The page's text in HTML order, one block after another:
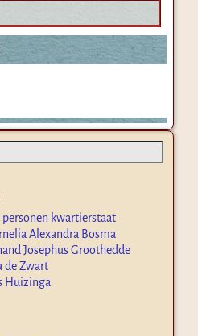
personen kwartierstaat
Alexandra Bosma
Josephus Groothedde
de Zwart
Huizinga